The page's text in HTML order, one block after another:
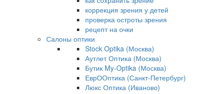
коррекция зрения у детей
проверка остроты зрения
рецепт на очки
Салоны оптики
Stock Optika (Москва)
Аутлет Оптика (Москва)
Бутик My-Optika (Москва)
ЕврООптика (Санкт-Петербург)
Люкс Оптика (Иваново)